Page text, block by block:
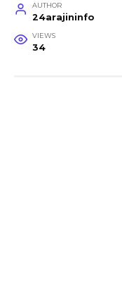
AUTHOR
24arajininfo
VIEWS
34